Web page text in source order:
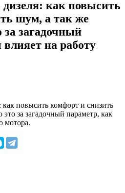
как повысить
шум, а так же
за загадочный
на работу
как повысить комфорт и снизить
за загадочный параметр, как
мотора.